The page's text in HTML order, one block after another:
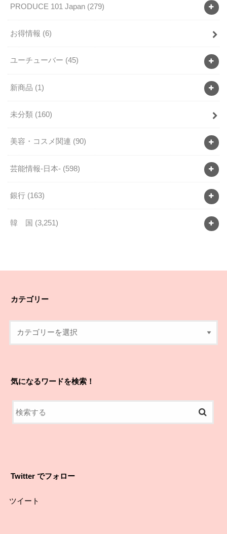
PRODUCE 101 Japan (279)
お得情報 (6)
ユーチューバー (45)
新商品 (1)
未分類 (160)
美容・コスメ関連 (90)
芸能情報-日本- (598)
銀行 (163)
韓 国 (3,251)
カテゴリー
気になるワードを検索！
Twitter でフォロー
ツイート